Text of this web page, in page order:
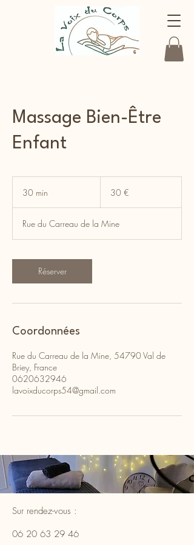
Massage Bien-Être
Enfant
30 min
i
n
30 €
Rue du Carreau de la Mine
Réserver
Coordonnées
Rue du Carreau de la Mine, 54790 Val de
Briey, France
0620632946
lavoixducorps54@gmail.com
Sur rendez-vous :
06 20 63 29 46